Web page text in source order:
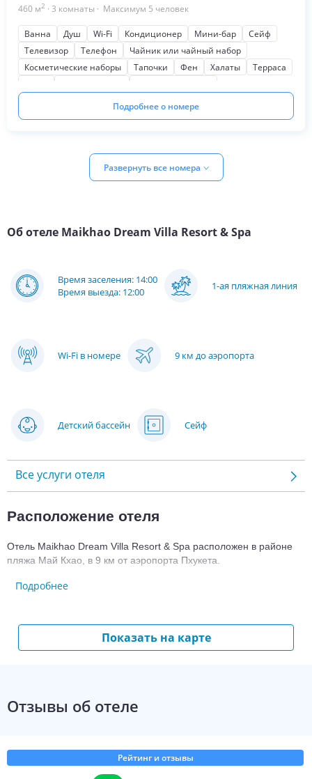
460 м2 · 3 комнаты · Максимум 5 человек
Ванна Душ Wi-Fi Кондиционер Мини-бар
Сейф
Телевизор
Телефон
Чайник или чайный набор
Косметические наборы
Тапочки Фен Халаты
Терраса
На сад
Подробнее о номере
Развернуть все номера
Об отеле Maikhao Dream Villa Resort & Spa
Время заселения: 14:00
Время выезда: 12:00
1-ая пляжная линия
Wi-Fi в номере 9 км до аэропорта
Детский бассейн Сейф
Все услуги отеля
Расположение отеля
Отель Maikhao Dream Villa Resort & Spa расположен в районе
пляжа Май Кхао, в 9 км от аэропорта Пхукета.
Номерной фонд гостиницы Maikhao
Для размещения предлагается 22 виллы.
санузел с душем и ванной;
халаты и тапочки;
Подробнее
Показать на карте
Отзывы об отеле
Рейтинг и отзывы